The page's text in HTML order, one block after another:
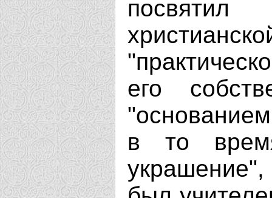
посвятил
его
в то